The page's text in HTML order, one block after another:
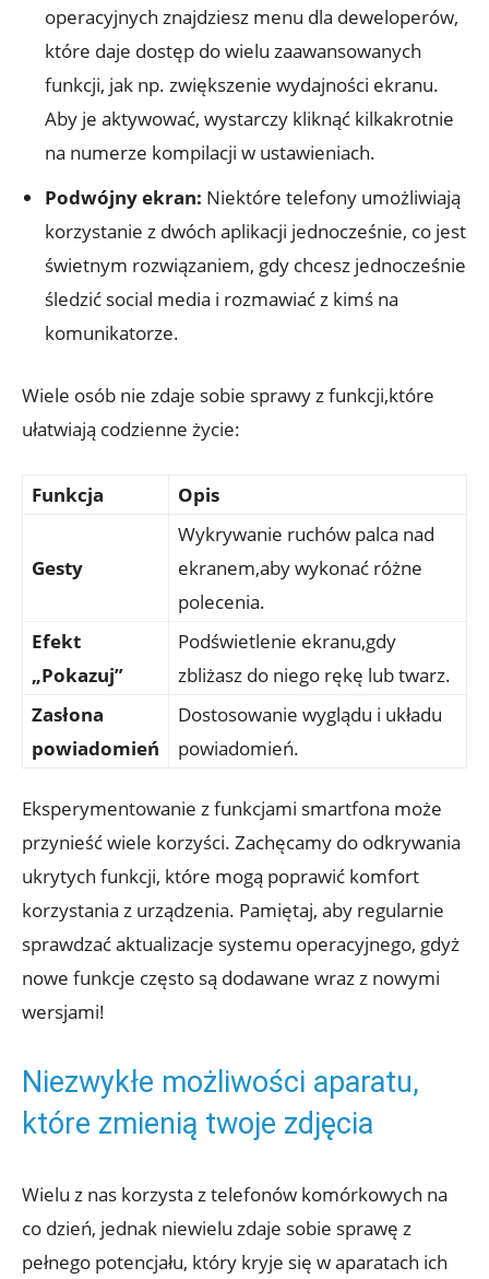
operacyjnych znajdziesz menu dla deweloperów,‍
które daje dostęp do wielu zaawansowanych
⁤funkcji, jak⁤ np. zwiększenie wydajności ​ekranu.⁣
Aby je aktywować, wystarczy kliknąć kilkakrotnie
na numerze kompilacji w ustawieniach.
Podwójny ekran: ‌Niektóre⁣ telefony umożliwiają
korzystanie z dwóch​ aplikacji jednocześnie, co jest
świetnym rozwiązaniem, gdy chcesz jednocześnie
śledzić social media i rozmawiać ⁢z ⁤kimś na
komunikatorze.
Wiele osób ​nie zdaje sobie sprawy z funkcji,które
ułatwiają codzienne życie:
Funkcja Opis
Gesty
Wykrywanie ruchów palca nad⁢
ekranem,aby wykonać różne‌
polecenia.
Efekt
„Pokazuj”
Podświetlenie ekranu,gdy
⁤zbliżasz do niego​ rękę lub twarz.
Zasłona
powiadomień
Dostosowanie wyglądu i układu‍
powiadomień.
Eksperymentowanie z funkcjami smartfona może
przynieść wiele⁢ korzyści. ⁣Zachęcamy do ‌odkrywania
ukrytych funkcji, które ⁢mogą‍ poprawić komfort
‍korzystania ‌z urządzenia. Pamiętaj,⁣ aby ‍regularnie
sprawdzać‌ aktualizacje systemu operacyjnego, ​gdyż
nowe funkcje często są ‌dodawane wraz z nowymi
wersjami!
Niezwykłe możliwości ⁢aparatu,
które​ zmienią twoje zdjęcia
Wielu z nas korzysta z ⁣telefonów‍ komórkowych na
co dzień, jednak niewielu⁣ zdaje sobie sprawę z
pełnego potencjału, który kryje się w‌ aparatach ich